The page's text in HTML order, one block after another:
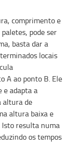
comprimento e
pode ser
basta dar a
locais
A ao ponto B. Ele
e adapta a
altura de
altura baixa e
resulta numa
os tempos